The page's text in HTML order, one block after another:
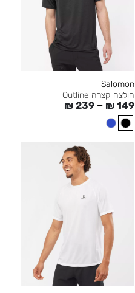
Salomon
חולצה קצרה Outline
₪ 149
–
₪ 239